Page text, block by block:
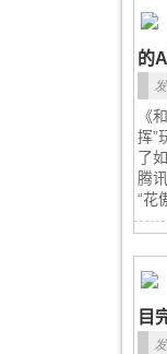
的
《
挥”
了
腾
“花
目